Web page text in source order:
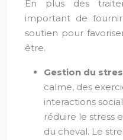
En plus des
important de
soutien pour
être.
Gestion du
calme, des
interactions
réduire le stress
du cheval. Le